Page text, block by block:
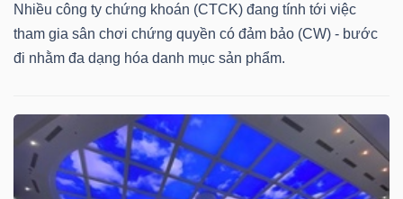
Nhiều công ty chứng khoán (CTCK) đang tính tới việc
tham gia sân chơi chứng quyền có đảm bảo (CW) - bước
đi nhằm đa dạng hóa danh mục sản phẩm.
VỤ
TRUYỀN
THÔNG
TIỆN